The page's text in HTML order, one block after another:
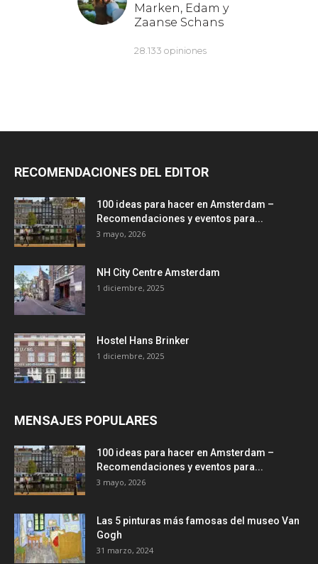
RECOMENDACIONES DEL EDITOR
100 ideas para hacer en Amsterdam –
Recomendaciones y eventos para...
3 mayo, 2026
NH City Centre Amsterdam
1 diciembre, 2025
Hostel Hans Brinker
1 diciembre, 2025
MENSAJES POPULARES
100 ideas para hacer en Amsterdam –
Recomendaciones y eventos para...
3 mayo, 2026
Las 5 pinturas más famosas del museo Van
Gogh
31 marzo, 2024